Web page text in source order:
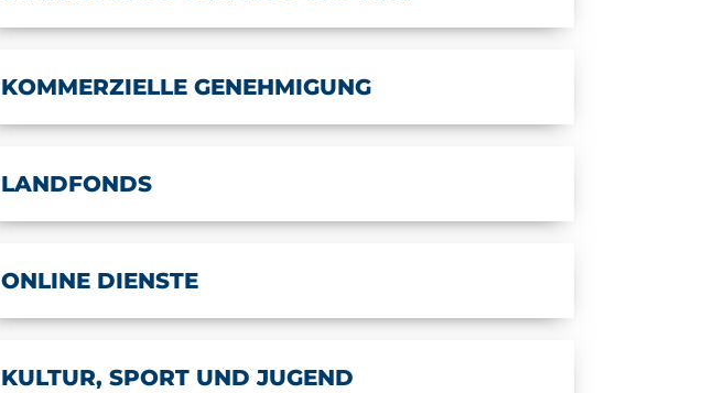
KOMMERZIELLE GENEHMIGUNG
LANDFONDS
ONLINE DIENSTE
KULTUR, SPORT UND JUGEND